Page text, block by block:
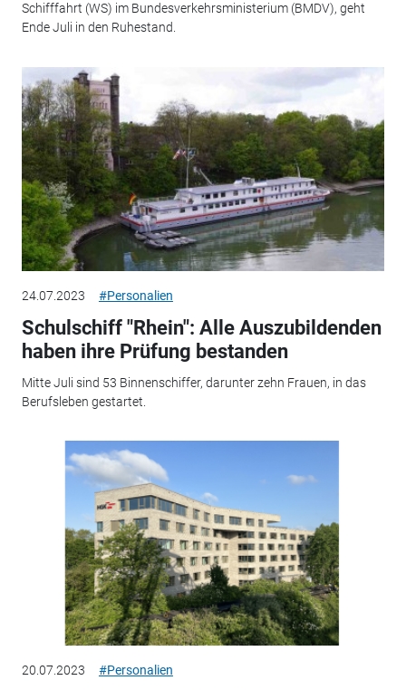
Schifffahrt (WS) im Bundesverkehrsministerium (BMDV), geht
Ende Juli in den Ruhestand.
24.07.2023 #Personalien
Schulschiff "Rhein": Alle Auszubildenden
haben ihre Prüfung bestanden
Mitte Juli sind 53 Binnenschiffer, darunter zehn Frauen, in das
Berufsleben gestartet.
20.07.2023 #Personalien